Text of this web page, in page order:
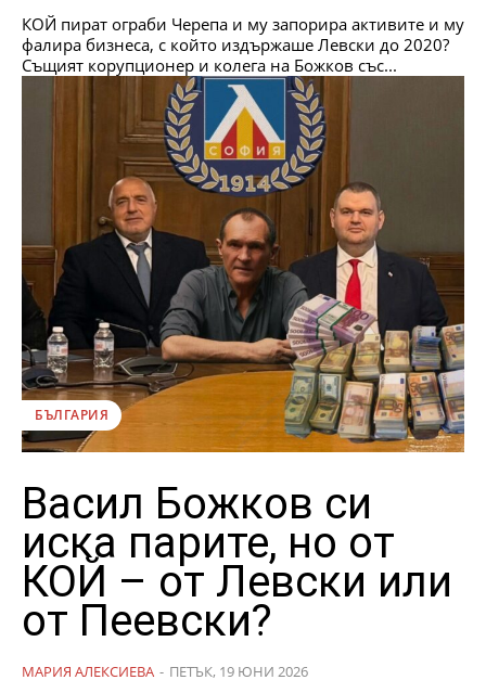
КОЙ пират ограби Черепа и му запорира активите и му
фалира бизнеса, с който издържаше Левски до 2020?
Същият корупционер и колега на Божков със...
БЪЛГАРИЯ
Васил Божков си
иска парите, но от
КОЙ – от Левски или
от Пеевски?
МАРИЯ АЛЕКСИЕВА - ПЕТЪК, 19 ЮНИ 2026